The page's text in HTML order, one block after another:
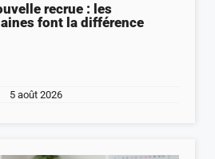
recrue : les
font la différence
5 août 2026